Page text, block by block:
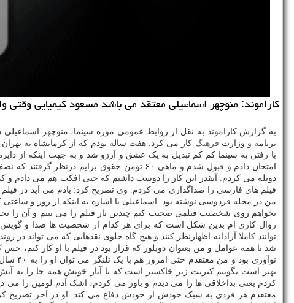
کاراموند: منوچهر اسماعیلی معتقد می باشد مسعود کیمیایی وقتی وارد
به گزارش کاراموند به نقل از روابط عمومی موزه سینما، منوچهر اسماعیلی
برنامه و وزارت فرهنگ کار می کرد. هفت ساله بودم که از کرمانشاه به
با رفتن به سینما کم کم تبدیل به یک عشق و آرزو شد و به جهت اینکه از
امتحان دادم و قبول شدم و ماهی ۶۰ تومن حقوق
فیلم های فارسی را صداگذاری می کردم. وی تصریح کرد: یادم می آید در
توانند کاملا آزادانه اظهارنظر کنند و هیچ گاه جلوی نقدهایی که می تواند
شد تا همه عوامل و من بعنوان دوبلور که قرار بود در فیلم با او کار کنم، حس
بهتر است بگوییم کبریت زیر خاکستر است که با آثار خوبش همه جا را به
کردم یعنی بداخلاقی ها را می دیدم و باور می کردم، اشک آدم لومپن را می
معتقدم هر فردی به سبک خودش از خودش دفاع می کند. او در آخر تصریح